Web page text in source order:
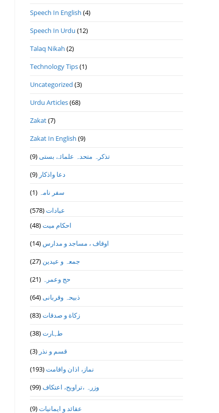
Speech In English (4)
Speech In Urdu (12)
Talaq Nikah (2)
Technology Tips(1)
Uncategorized (3)
Urdu Articles(68)
Zakat(7)
Zakat In English (9)
تذكرہ متحدہ علمائے بستى(9)
دعا واذكار (9)
سفر نامہ (1)
عبادات(578)
احکام میت(48)
اوقاف ، مساجد و مدارس (14)
جمعہ و عیدین (27)
حج وعمرہ (21)
ذبیحہ وقربانی(64)
زکاة و صدقات(83)
طہارت(38)
قسم و نذر (3)
نماز، اذان واقامت(193)
وزرہ ،تراويح، اعتكاف(99)
عقائد و ایمانیات(9)